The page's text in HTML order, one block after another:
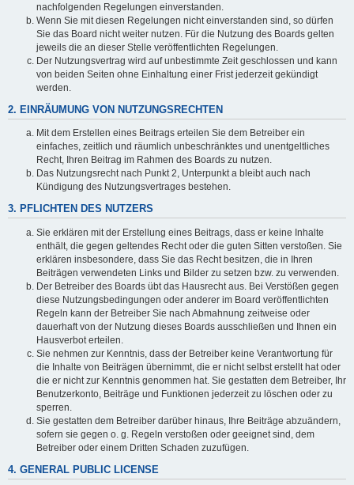
nachfolgenden Regelungen einverstanden.
Wenn Sie mit diesen Regelungen nicht einverstanden sind, so dürfen
Sie das Board nicht weiter nutzen. Für die Nutzung des Boards gelten
jeweils die an dieser Stelle veröffentlichten Regelungen.
Der Nutzungsvertrag wird auf unbestimmte Zeit geschlossen und kann
von beiden Seiten ohne Einhaltung einer Frist jederzeit gekündigt
werden.
2. EINRÄUMUNG VON NUTZUNGSRECHTEN
Mit dem Erstellen eines Beitrags erteilen Sie dem Betreiber ein
einfaches, zeitlich und räumlich unbeschränktes und unentgeltliches
Recht, Ihren Beitrag im Rahmen des Boards zu nutzen.
Das Nutzungsrecht nach Punkt 2, Unterpunkt a bleibt auch nach
Kündigung des Nutzungsvertrages bestehen.
3. PFLICHTEN DES NUTZERS
Sie erklären mit der Erstellung eines Beitrags, dass er keine Inhalte
enthält, die gegen geltendes Recht oder die guten Sitten verstoßen. Sie
erklären insbesondere, dass Sie das Recht besitzen, die in Ihren
Beiträgen verwendeten Links und Bilder zu setzen bzw. zu verwenden.
Der Betreiber des Boards übt das Hausrecht aus. Bei Verstößen gegen
diese Nutzungsbedingungen oder anderer im Board veröffentlichten
Regeln kann der Betreiber Sie nach Abmahnung zeitweise oder
dauerhaft von der Nutzung dieses Boards ausschließen und Ihnen ein
Hausverbot erteilen.
Sie nehmen zur Kenntnis, dass der Betreiber keine Verantwortung für
die Inhalte von Beiträgen übernimmt, die er nicht selbst erstellt hat oder
die er nicht zur Kenntnis genommen hat. Sie gestatten dem Betreiber, Ihr
Benutzerkonto, Beiträge und Funktionen jederzeit zu löschen oder zu
sperren.
Sie gestatten dem Betreiber darüber hinaus, Ihre Beiträge abzuändern,
sofern sie gegen o. g. Regeln verstoßen oder geeignet sind, dem
Betreiber oder einem Dritten Schaden zuzufügen.
4. GENERAL PUBLIC LICENSE